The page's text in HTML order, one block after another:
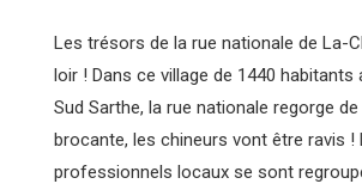
Les trésors de la rue nationale de La-
loir ! Dans ce village de 1440
Sud Sarthe, la rue nationale regorge
brocante, les chineurs vont être ravis !
professionnels locaux se sont